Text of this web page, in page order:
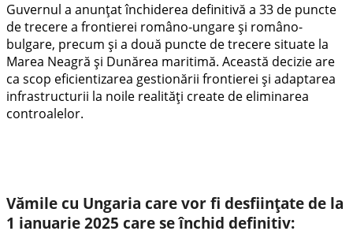
Guvernul a anunțat închiderea definitivă a 33 de puncte
de trecere a frontierei româno-ungare și româno-
bulgare, precum și a două puncte de trecere situate la
Marea Neagră și Dunărea maritimă. Această decizie are
ca scop eficientizarea gestionării frontierei și adaptarea
infrastructurii la noile realități create de eliminarea
controalelor.
Vămile cu Ungaria care vor fi desființate de la
1 ianuarie 2025 care se închid definitiv: